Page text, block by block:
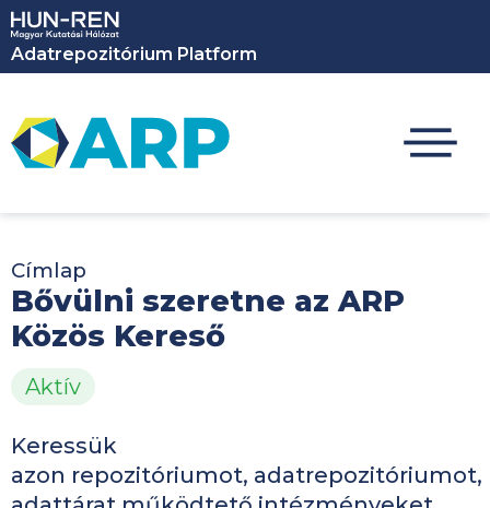
Ugrás a tartalomra
Adatrepozitórium Platform
Címlap
Bővülni szeretne az ARP
Közös Kereső
Aktív
Keressük
azon repozitóriumot, adatrepozitóriumot,